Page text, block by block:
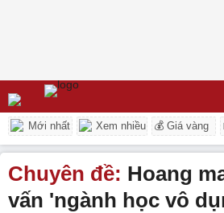
Mới nhất Xem nhiều 💰 Giá vàng
Chuyên đề: Hoang
vấn 'ngành học vô